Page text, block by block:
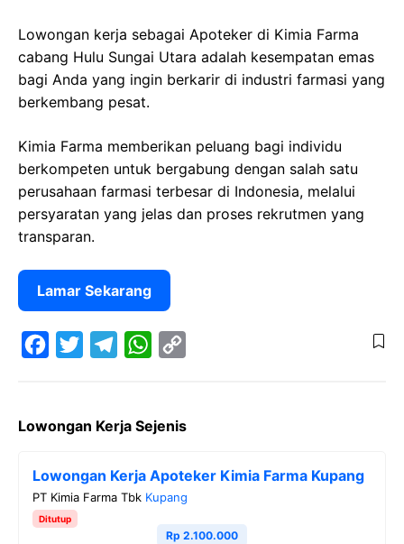
Lowongan kerja sebagai Apoteker di Kimia Farma
cabang Hulu Sungai Utara adalah kesempatan emas
bagi Anda yang ingin berkarir di industri farmasi yang
berkembang pesat.
Kimia Farma memberikan peluang bagi individu
berkompeten untuk bergabung dengan salah satu
perusahaan farmasi terbesar di Indonesia, melalui
persyaratan yang jelas dan proses rekrutmen yang
transparan.
Lamar Sekarang
c
i
t
e
r
l
g
r
a
s
A
p
L
i
n
Lowongan Kerja Sejenis
Lowongan Kerja Apoteker Kimia Farma Kupang
PT Kimia Farma Tbk Kupang
Ditutup
Rp 2.100.000